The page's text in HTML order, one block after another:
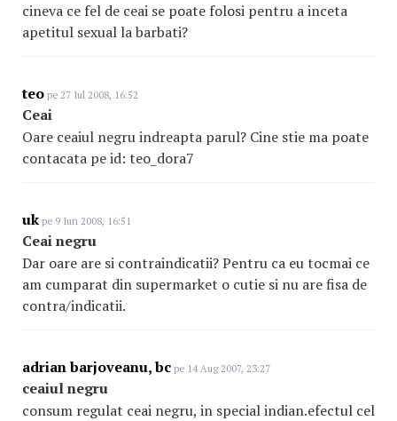
cineva ce fel de ceai se poate folosi pentru a inceta
apetitul sexual la barbati?
teo pe 27 Iul 2008, 16:52
Ceai
Oare ceaiul negru indreapta parul? Cine stie ma poate
contacata pe id: teo_dora7
uk pe 9 Iun 2008, 16:51
Ceai negru
Dar oare are si contraindicatii? Pentru ca eu tocmai ce
am cumparat din supermarket o cutie si nu are fisa de
contra/indicatii.
adrian barjoveanu, bc pe 14 Aug 2007, 23:27
ceaiul negru
consum regulat ceai negru, in special indian.efectul cel